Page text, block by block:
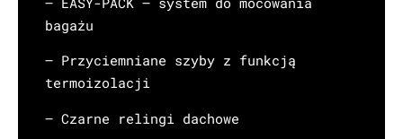
bagażu
– Przyciemniane szyby z funkcją
termoizolacji
– Czarne relingi dachowe